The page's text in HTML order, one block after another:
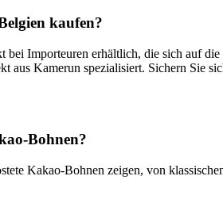
kaufen?
Importeuren erhältlich, die sich auf
aus Kamerun spezialisiert. Sichern Sie
Bohnen?
Kakao-Bohnen zeigen, von